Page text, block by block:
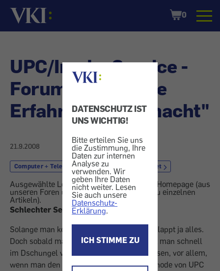
DATENSCHUTZ IST
UNS WICHTIG!
Bitte erteilen Sie uns
die Zustimmung, Ihre
Daten zur internen
Analyse zu
verwenden. Wir
geben Ihre Daten
nicht weiter. Lesen
Sie auch unsere
Datenschutz-
Erklärung.
ICH STIMME ZU
Startseite
Shopping
Cart
0
UPC/Inode: Service -
Forum "Schlechte
Erfahrungen gemacht"
21.9.2008
Computer + Telekom Provider Internet
Ausgewählte Leserreaktionen von unserer Homepage (aus
unseren Foren und Online-Kommentaren zu einzelnen
Artikeln).
Schlechter Service
Solange man keine Änderungen benötigt, klappt ja alles.
Doch sobald man etwas ändern möchte, ist man schnell
im Dschungel von UPC/Inode alleine gelassen, vor allem,
wenn man den Vertrag kündigt. Fazit: Seit Inode von UPC